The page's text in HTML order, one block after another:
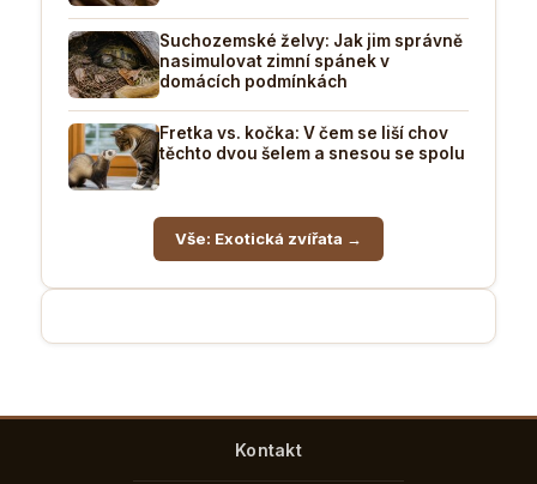
Suchozemské želvy: Jak jim správně
nasimulovat zimní spánek v
domácích podmínkách
Fretka vs. kočka: V čem se liší chov
těchto dvou šelem a snesou se spolu
Vše: Exotická zvířata →
Kontakt